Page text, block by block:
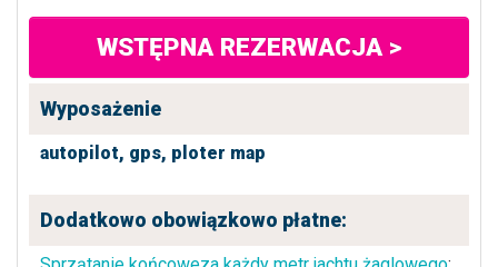
WSTĘPNA REZERWACJA >
Wyposażenie
autopilot, gps, ploter map
Dodatkowo obowiązkowo płatne: